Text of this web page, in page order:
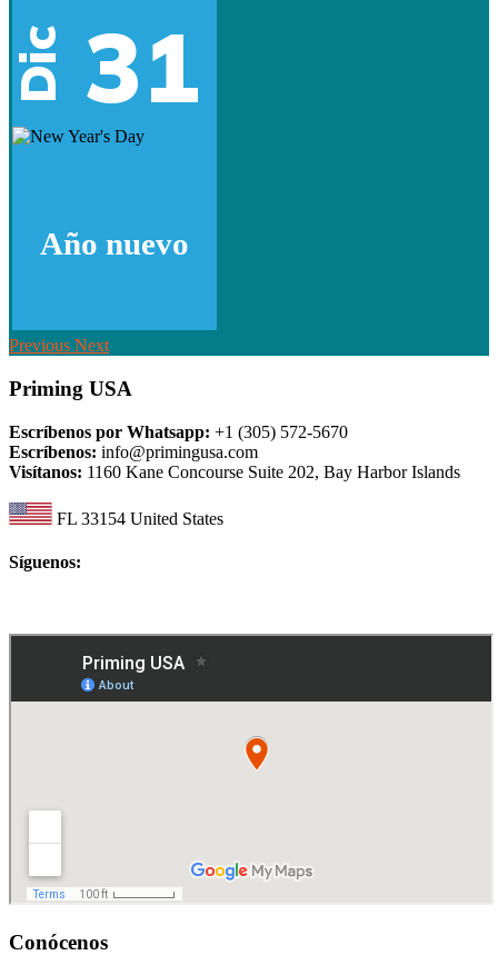
Dic 31
Año nuevo
Previous Next
Priming USA
Escríbenos por Whatsapp: +1 (305) 572-5670
Escríbenos: info@primingusa.com
Visítanos: 1160 Kane Concourse Suite 202, Bay Harbor Islands
FL 33154 United States
Síguenos:
Conócenos